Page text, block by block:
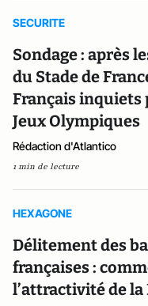
SECURITE
Sondage : après
du Stade de
Français inquiets
Jeux Olympiques
Rédaction d'Atlantico
1 min de lecture
HEXAGONE
Délitement des
françaises :
l’attractivité de la